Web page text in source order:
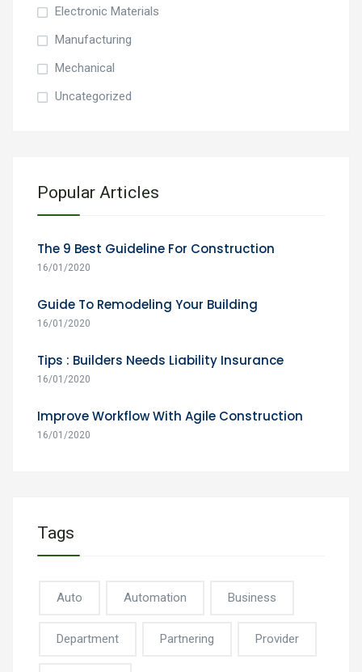
ι
:
Electronic Materials
Manufacturing
Mechanical
Uncategorized
Popular Articles
The 9 Best Guideline For Construction
16/01/2020
Guide To Remodeling Your Building
16/01/2020
Tips : Builders Needs Liability Insurance
16/01/2020
Improve Workflow With Agile Construction
16/01/2020
Tags
Auto Automation Business
Department Partnering Provider